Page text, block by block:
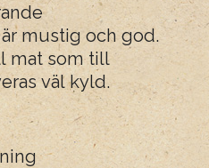
mustig och god.
mat som till
väl kyld.